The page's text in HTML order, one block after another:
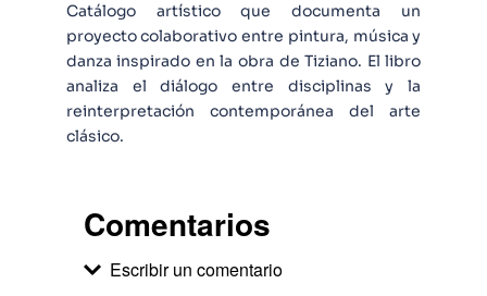
Catálogo artístico que documenta un
proyecto colaborativo entre pintura, música y
danza inspirado en la obra de Tiziano. El libro
analiza el diálogo entre disciplinas y la
reinterpretación contemporánea del arte
clásico.
Comentarios
Escribir un comentario